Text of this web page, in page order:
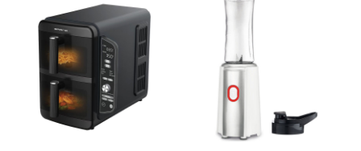
автоматического
отключения MCT-005P